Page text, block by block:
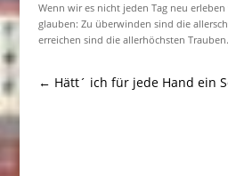
Wenn wir es nicht jeden Tag neu
glauben: Zu überwinden sind die
erreichen sind die allerhöchsten Trauben.
← Hätt´ ich für jede Hand ein